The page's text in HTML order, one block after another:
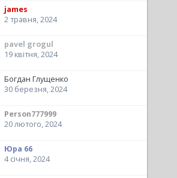
james
2 травня, 2024
pavel grogul
19 квітня, 2024
Богдан Глущенко
30 березня, 2024
Person777999
20 лютого, 2024
Юра 66
4 січня, 2024